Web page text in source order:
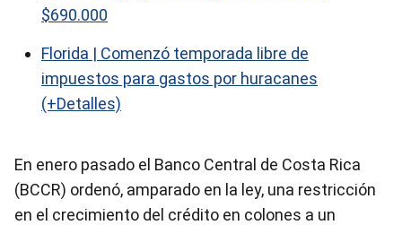
$690.000
Florida | Comenzó temporada libre de
impuestos para gastos por huracanes
(+Detalles)
En enero pasado el Banco Central de Costa Rica
(BCCR) ordenó, amparado en la ley, una restricción
en el crecimiento del crédito en colones a un